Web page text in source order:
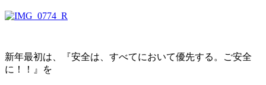
新年最初は、『安全は、すべてにおいて優先する。ご安全
に！！』を